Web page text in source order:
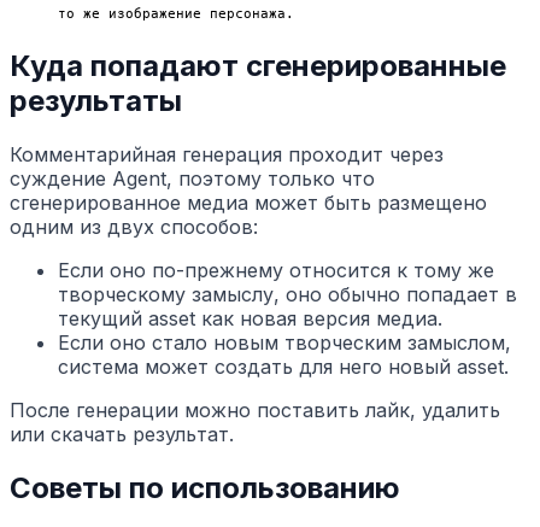
то же изображение персонажа.
Куда попадают сгенерированные
результаты
Комментарийная генерация проходит через
суждение Agent, поэтому только что
сгенерированное медиа может быть размещено
одним из двух способов:
Если оно по-прежнему относится к тому же
творческому замыслу, оно обычно попадает в
текущий asset как новая версия медиа.
Если оно стало новым творческим замыслом,
система может создать для него новый asset.
После генерации можно поставить лайк, удалить
или скачать результат.
Советы по использованию